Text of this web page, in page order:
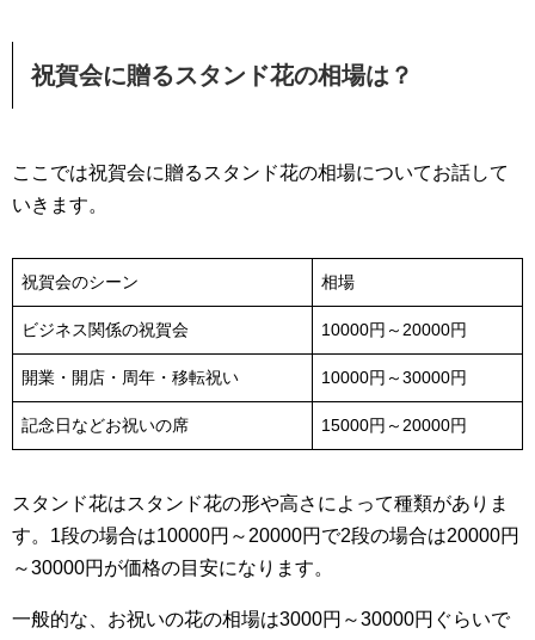
祝賀会に贈るスタンド花の相場は？
ここでは祝賀会に贈るスタンド花の相場についてお話して
いきます。
祝賀会のシーン 相場
ビジネス関係の祝賀会 10000円～20000円
開業・開店・周年・移転祝い 10000円～30000円
記念日などお祝いの席 15000円～20000円
スタンド花はスタンド花の形や高さによって種類がありま
す。1段の場合は10000円～20000円で2段の場合は20000円
～30000円が価格の目安になります。
一般的な、お祝いの花の相場は3000円～30000円ぐらいで